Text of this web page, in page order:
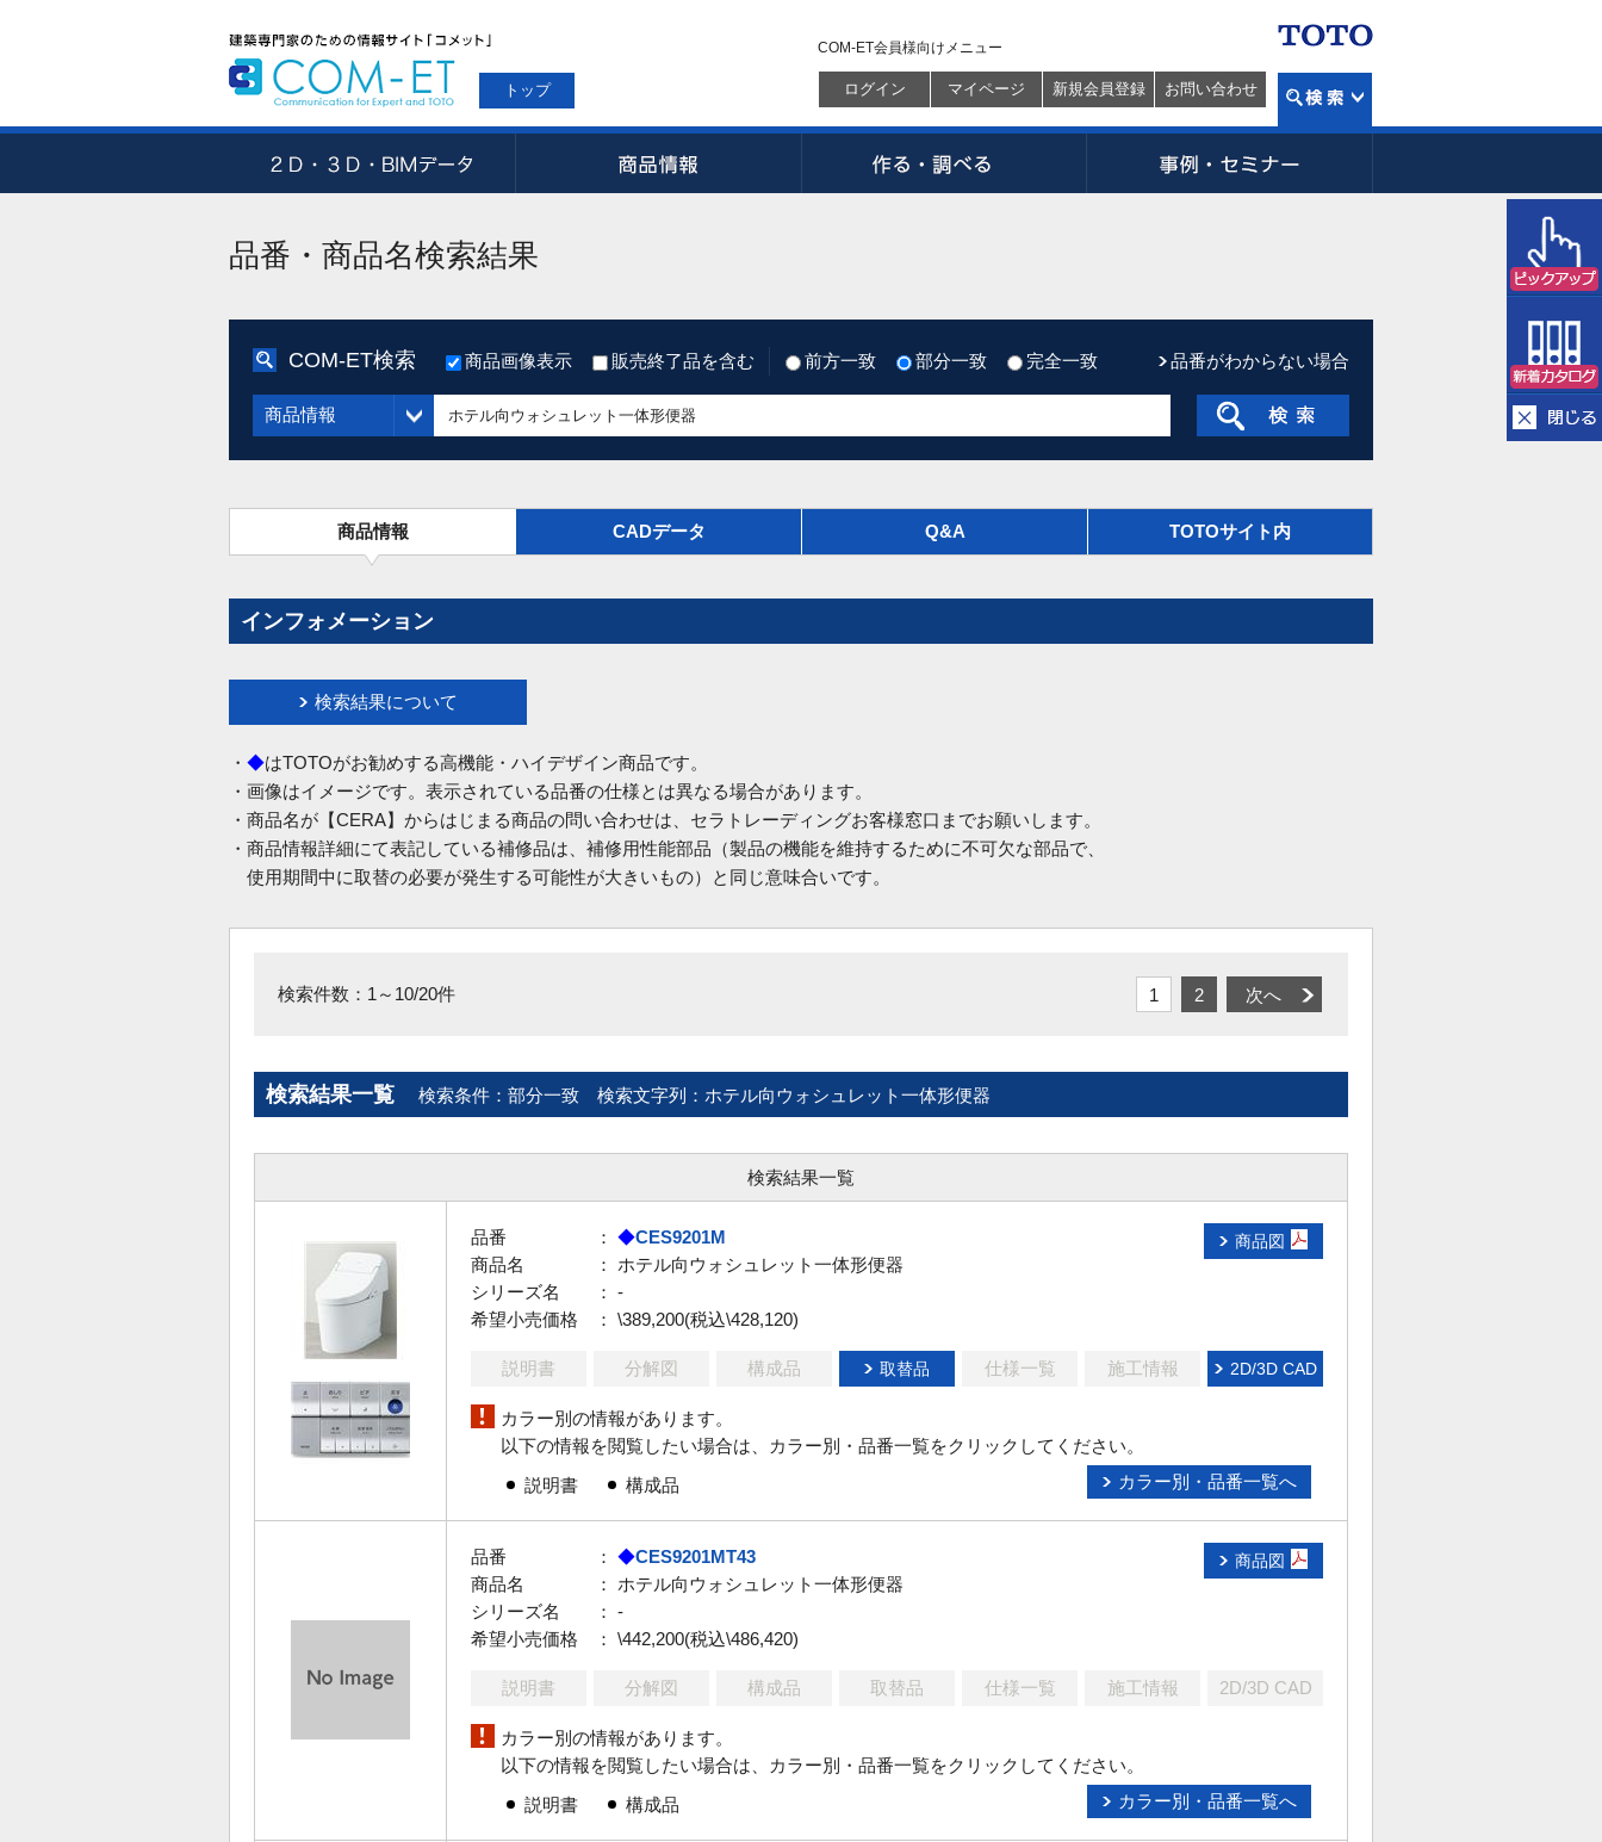
トップ
COM-ET会員様向けメニュー
ログイン マイページ 新規会員登録 お問い合わせ
品番・商品名検索結果
COM-ET検索 商品画像表示 販売終了品を含む 前方一致 部分一致 完全一致 品番がわからない場合
商品情報
商品情報 CADデータ Q&A TOTOサイト内
インフォメーション
検索結果について
・ ◆はTOTOがお勧めする高機能・ハイデザイン商品です。
・画像はイメージです。表示されている品番の仕様とは異なる場合があります。
・商品名が【CERA】からはじまる商品の問い合わせは、セラトレーディングお客様窓口までお願いします。
・商品情報詳細にて表記している補修品は、補修用性能部品（製品の機能を維持するために不可欠な部品で、
使用期間中に取替の必要が発生する可能性が大きいもの）と同じ意味合いです。
検索件数：1～10/20件 1 2 次へ
検索結果一覧 検索条件：部分一致 検索文字列：ホテル向ウォシュレット一体形便器
検索結果一覧
品番 ： ◆CES9201M
商品名
： ホテル向ウォシュレット一体形便器
シリーズ名
： -
希望小売価格
： \389,200(税込\428,120)
商品図
説明書 分解図 構成品 取替品 仕様一覧 施工情報 2D/3D CAD
カラー別の情報があります。
以下の情報を閲覧したい場合は、カラー別・品番一覧をクリックしてください。
説明書
構成品 カラー別・品番一覧へ
品番 ： ◆CES9201MT43
商品名
： ホテル向ウォシュレット一体形便器
シリーズ名
： -
希望小売価格
： \442,200(税込\486,420)
商品図
説明書 分解図 構成品 取替品 仕様一覧 施工情報 2D/3D CAD
カラー別の情報があります。
以下の情報を閲覧したい場合は、カラー別・品番一覧をクリックしてください。
説明書
構成品 カラー別・品番一覧へ